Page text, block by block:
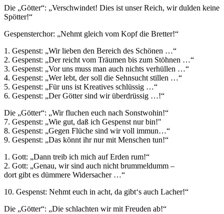
Die „Götter“: „Verschwindet! Dies ist unser Reich, wir dulden keine
Spötter!“
Gespensterchor: „Nehmt gleich vom Kopf die Bretter!“
1. Gespenst: „Wir lieben den Bereich des Schönen …“
2. Gespenst: „Der reicht vom Träumen bis zum Stöhnen …“
3. Gespenst: „Vor uns muss man auch nichts verhüllen …“
4. Gespenst: „Wer lebt, der soll die Sehnsucht stillen …“
5. Gespenst: „Für uns ist Kreatives schlüssig …“
6. Gespenst: „Der Götter sind wir überdrüssig …!“
Die „Götter“: „Wir fluchen euch nach Sonstwohin!“
7. Gespenst: „Wie gut, daß ich Gespenst nur bin!"
8. Gespenst: „Gegen Flüche sind wir voll immun…“
9. Gespenst: „Das könnt ihr nur mit Menschen tun!“
1. Gott: „Dann treib ich mich auf Erden rum!“
2. Gott: „Genau, wir sind auch nicht brummeldumm –
dort gibt es dümmere Widersacher …“
10. Gespenst: Nehmt euch in acht, da gibt‘s auch Lacher!“
Die „Götter“: „Die schlachten wir mit Freuden ab!“